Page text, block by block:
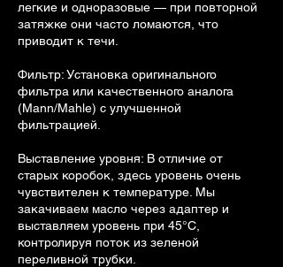
легкие и одноразовые — при повторной
затяжке они часто ломаются, что
приводит к течи.
Фильтр: Установка оригинального
фильтра или качественного аналога
(Mann/Mahle) с улучшенной
фильтрацией.
Выставление уровня: В отличие от
старых коробок, здесь уровень очень
чувствителен к температуре. Мы
закачиваем масло через адаптер и
выставляем уровень при 45°C,
контролируя поток из зеленой
переливной трубки.